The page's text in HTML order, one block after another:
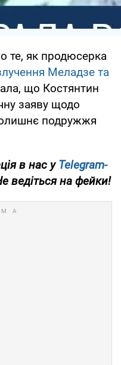
те, як продюсерка
Меладзе та
що Костянтин
заяву щодо
подружжя
в нас уTelegram-
ведіться на фейки!